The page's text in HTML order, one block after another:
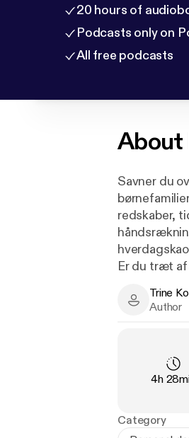
20 hours of
Podcasts only on
All free podcasts
About
Savner du
redskaber,
Er du træt
med færre
forældre
indsigt.
hverdagen
Trine
Trine
Author
4h
Category